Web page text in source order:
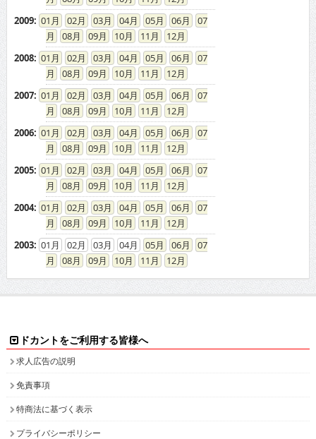
2009: 01 02 03 04 05 06
07
08
09 10 11
12
2008: 01 02 03 04 05 06
07
08
09 10 11
12
2007: 01 02 03 04 05 06
07
08
09 10 11
12
2006: 01 02 03 04 05 06
07
08
09 10 11
12
2005: 01 02 03 04 05 06
07
08
09 10 11
12
2004: 01 02 03 04 05 06
07
08
09 10 11
12
2003: 01 02 03 04 05 06
07
08
09 10 11 12
ドカントをご利用する皆様へ
求人広告の説明
免責事項
特商法に基づく表示
プライバシーポリシー